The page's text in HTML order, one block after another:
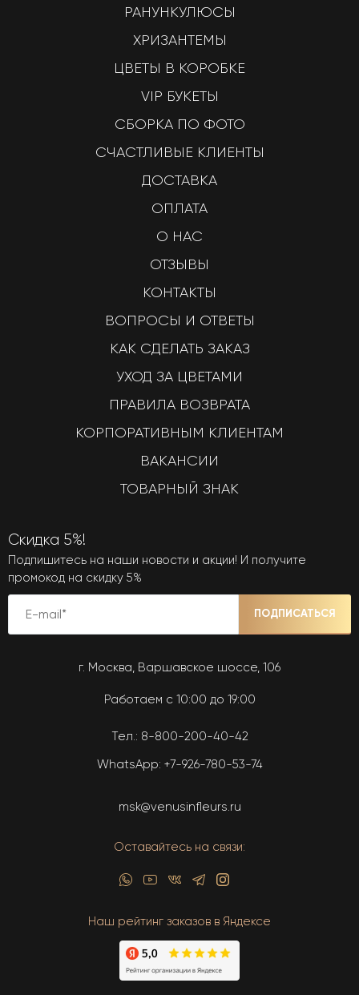
РАНУНКУЛЮСЫ
ХРИЗАНТЕМЫ
ЦВЕТЫ В КОРОБКЕ
VIP БУКЕТЫ
СБОРКА ПО ФОТО
СЧАСТЛИВЫЕ КЛИЕНТЫ
ДОСТАВКА
ОПЛАТА
О НАС
ОТЗЫВЫ
КОНТАКТЫ
ВОПРОСЫ И ОТВЕТЫ
КАК СДЕЛАТЬ ЗАКАЗ
УХОД ЗА ЦВЕТАМИ
ПРАВИЛА ВОЗВРАТА
КОРПОРАТИВНЫМ КЛИЕНТАМ
ВАКАНСИИ
ТОВАРНЫЙ ЗНАК
Скидка 5%!
Подпишитесь на наши новости и акции! И получите
промокод на скидку 5%
ПОДПИСАТЬСЯ
г. Москва, Варшавское шоссе, 106
Работаем с 10:00 до 19:00
Тел.: 8-800-200-40-42
WhatsApp: +7-926-780-53-74
msk@venusinfleurs.ru
Оставайтесь на связи:
Наш рейтинг заказов в Яндексе